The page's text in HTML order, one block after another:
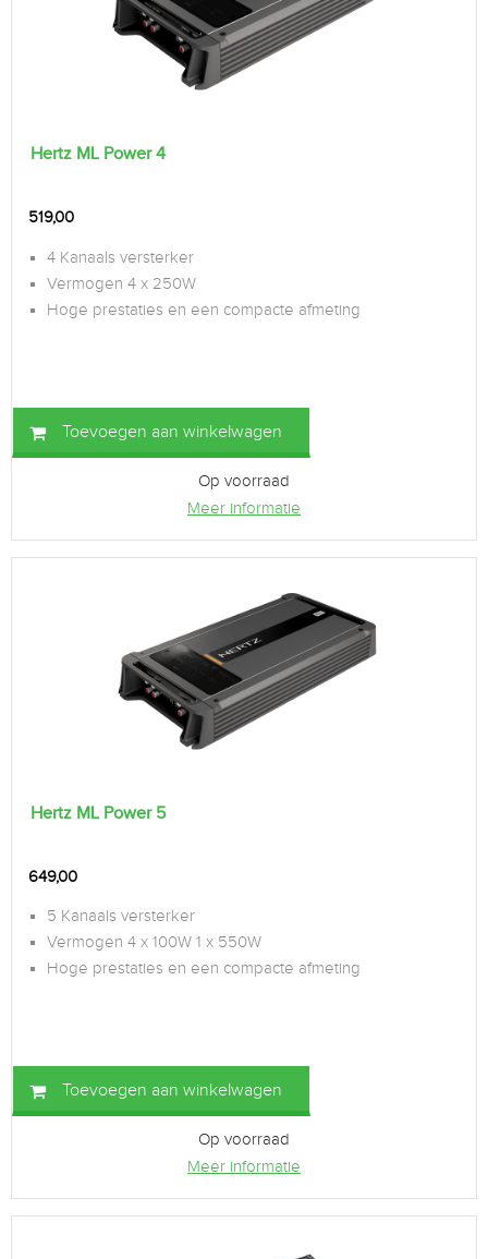
Hertz ML Power 4
519,00
4 Kanaals versterker
Vermogen 4 x 250W
Hoge prestaties en een compacte afmeting
Toevoegen aan winkelwagen
Op voorraad
Meer informatie
Hertz ML Power 5
649,00
5 Kanaals versterker
Vermogen 4 x 100W 1 x 550W
Hoge prestaties en een compacte afmeting
Toevoegen aan winkelwagen
Op voorraad
Meer informatie